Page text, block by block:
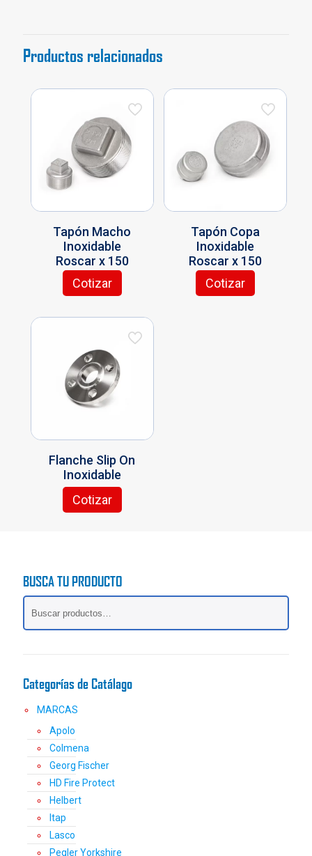
Productos relacionados
Tapón Macho
Inoxidable
Roscar x 150
Cotizar
Este
tiene
variantes.
Las
opciones
se
pueden
página
de
producto
Tapón Copa
Inoxidable
Roscar x 150
Cotizar
Este
Flanche Slip On
Inoxidable
Cotizar
Este
Las
opciones
página
producto
BUSCA TU PRODUCTO
Categorías de Catálago
MARCAS
Apolo
Colmena
Georg Fischer
HD Fire Protect
Helbert
Itap
Lasco
Pegler Yorkshire